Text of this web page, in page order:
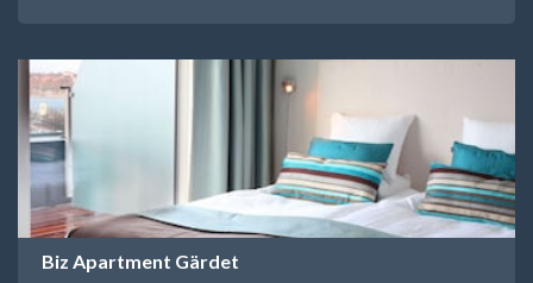
Biz Apartment Gärdet